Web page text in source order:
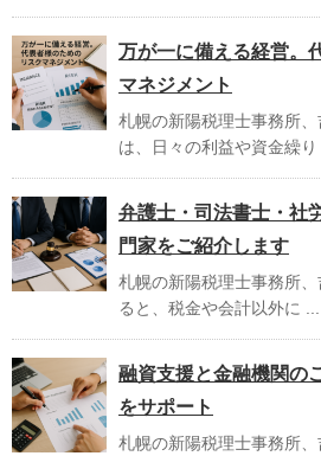
万が一に備える経営。
マネジメント
札幌の新陽税理士事務所
は、日々の利益や資金繰り
弁護士・司法書士・社
門家をご紹介します
札幌の新陽税理士事務所
ると、税金や会計以外に ...
融資支援と金融機関の
をサポート
札幌の新陽税理士事務所